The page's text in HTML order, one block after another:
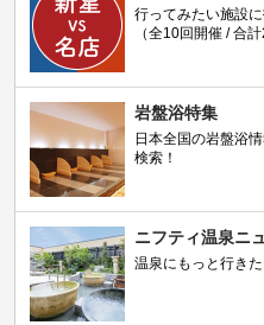
行ってみたい施設
（全10回開催 / 合計
岩盤浴特集
日本全国の岩盤浴
検索！
ニフティ温泉ニ
温泉にもっと行き